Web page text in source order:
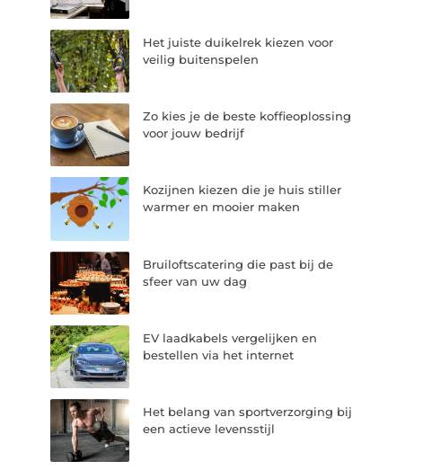
Het juiste duikelrek kiezen voor
veilig buitenspelen
Zo kies je de beste koffieoplossing
voor jouw bedrijf
Kozijnen kiezen die je huis stiller
warmer en mooier maken
Bruiloftscatering die past bij de
sfeer van uw dag
EV laadkabels vergelijken en
bestellen via het internet
Het belang van sportverzorging bij
een actieve levensstijl